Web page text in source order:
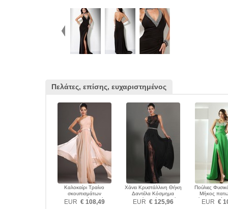
Πελάτες, επίσης, ευχαριστημένος
Καλοκαίρι Τραίνο
σκουπισμάτων
Αυτοκρατορία Μπάλα
φορέματα
EUR € 108,49
Χάνει Κρυστάλλινη Θήκη
Δαντέλα Κόσμημα
Φερμουάρ επάνω Μπάλα
φορέματα
EUR € 125,96
Πούλιες
Μήκος
Ανάποδο
EUR €